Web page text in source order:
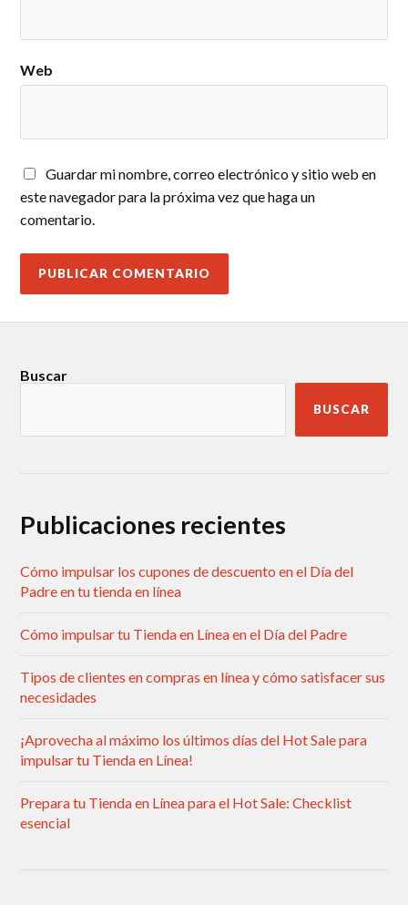
Web
Guardar mi nombre, correo electrónico y sitio web en
este navegador para la próxima vez que haga un
comentario.
Buscar
BUSCAR
Publicaciones recientes
Cómo impulsar los cupones de descuento en el Día del
Padre en tu tienda en línea
Cómo impulsar tu Tienda en Línea en el Día del Padre
Tipos de clientes en compras en línea y cómo satisfacer sus
necesidades
¡Aprovecha al máximo los últimos días del Hot Sale para
impulsar tu Tienda en Línea!
Prepara tu Tienda en Línea para el Hot Sale: Checklist
esencial